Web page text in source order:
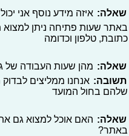
שאלה: איזה מידע נוסף אני
באתר שעות פתיחה ניתן למצוא
כתובת, טלפון וכדומה
שאלה: מהן שעות העבודה של
תשובה: אנחנו ממליצים
שלהם בחול המועד
שאלה: האם אוכל למצוא גם
באתר?